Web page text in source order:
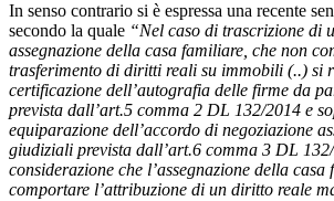
In senso contrario si è espressa una recente
secondo la quale “Nel caso di trascrizione di
assegnazione della casa familiare, che non
trasferimento di diritti reali su immobili (..) si
certificazione dell’autografia delle firme da
prevista dall’art.5 comma 2 DL 132/2014 e
equiparazione dell’accordo di negoziazione
giudiziali prevista dall’art.6 comma 3 DL
considerazione che l’assegnazione della
comportare l’attribuzione di un diritto reale